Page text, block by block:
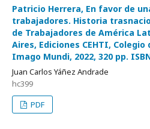
Patricio Herrera, En favor de
trabajadores. Historia
de Trabajadores de América
Aires, Ediciones CEHTI,
Imago Mundi, 2022, 320 pp.
Juan Carlos Yáñez Andrade
hc399
PDF